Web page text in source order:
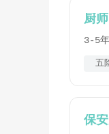
厨师
3-5年
五
保